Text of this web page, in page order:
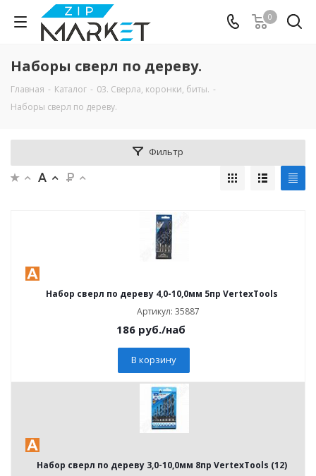
0
Наборы сверл по дереву.
Главная - Каталог - 03. Сверла, коронки, биты. -
Наборы сверл по дереву.
Фильтр
Набор сверл по дереву 4,0-10,0мм 5пр VertexTools
Артикул: 35887
186 руб./наб
В корзину
Набор сверл по дереву 3,0-10,0мм 8пр VertexTools (12)